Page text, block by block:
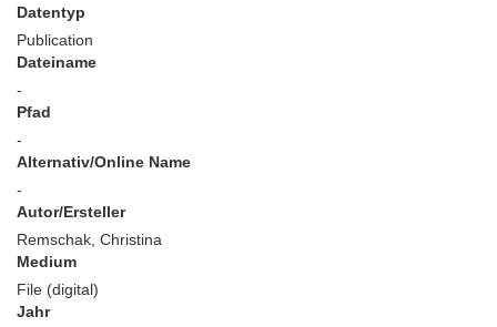
Datentyp
Publication
Dateiname
-
Pfad
-
Alternativ/Online Name
-
Autor/Ersteller
Remschak, Christina
Medium
File (digital)
Jahr